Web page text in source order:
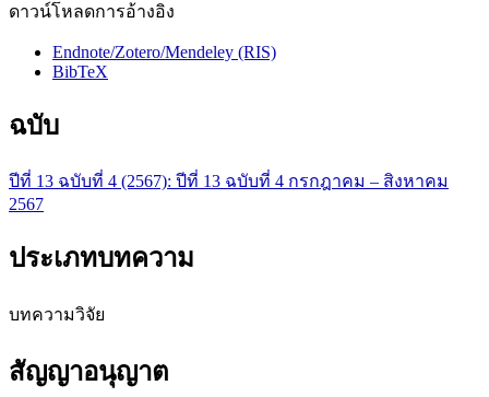
ดาวน์โหลดการอ้างอิง
Endnote/Zotero/Mendeley (RIS)
BibTeX
ฉบับ
ปีที่ 13 ฉบับที่ 4 (2567): ปีที่ 13 ฉบับที่ 4 กรกฎาคม – สิงหาคม
2567
ประเภทบทความ
บทความวิจัย
สัญญาอนุญาต